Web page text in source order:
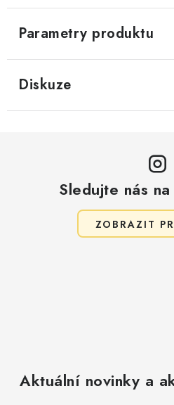
Parametry produktu
Diskuze
Sledujte nás
ZOBRAZIT
Aktuální novinky a